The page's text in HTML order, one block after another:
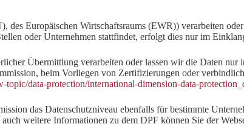
Europäischen Wirtschaftsraums (EWR)) verarbeiten
oder Unternehmen stattfindet, erfolgt dies nur im
Übermittlung verarbeiten oder lassen wir die Daten nur
beim Vorliegen von Zertifizierungen oder
topic/data-protection/international-dimension-data-
das Datenschutzniveau ebenfalls für bestimmte
weitere Informationen zu dem DPF können Sie der